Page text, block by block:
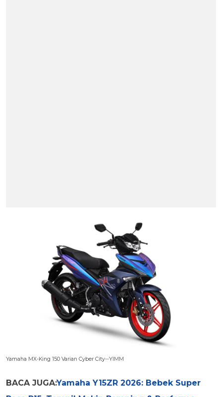
Yamaha MX-King 150 Varian Cyber City--YIMM
BACA JUGA:Yamaha Y15ZR 2026: Bebek Super